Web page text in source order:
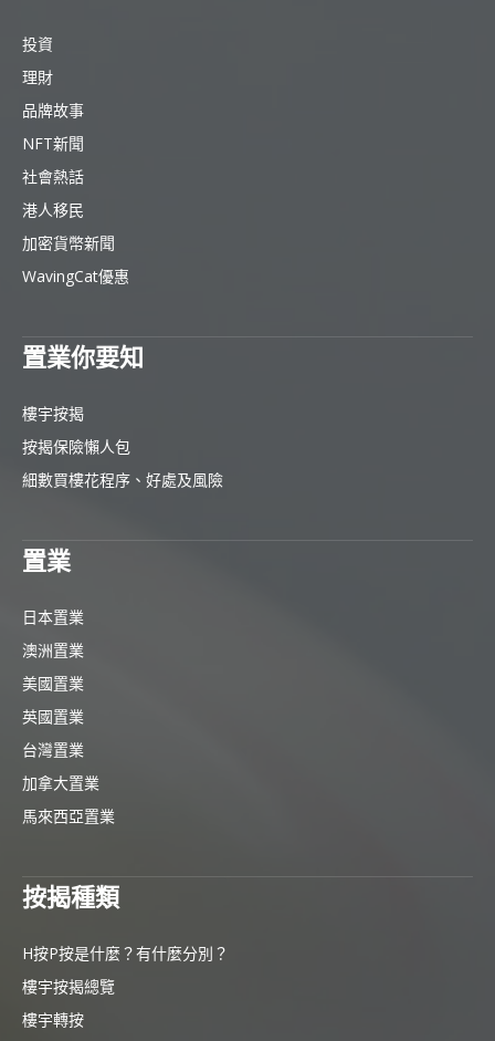
投資
理財
品牌故事
NFT新聞
社會熱話
港人移民
加密貨幣新聞
WavingCat優惠
置業你要知
樓宇按揭
按揭保險懶人包
細數買樓花程序、好處及風險
置業
日本置業
澳洲置業
美國置業
英國置業
台灣置業
加拿大置業
馬來西亞置業
按揭種類
H按P按是什麼？有什麼分別？
樓宇按揭總覽
樓宇轉按